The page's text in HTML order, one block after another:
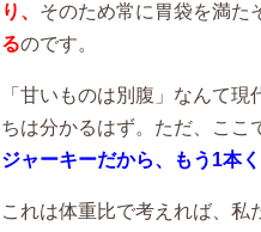
り、 そのため常に胃袋を満た
るのです。
「甘いものは別腹」なんて
ちは分かるはず。ただ、ここ
ジャーキーだから、もう1本
これは体重比で考えれば、私